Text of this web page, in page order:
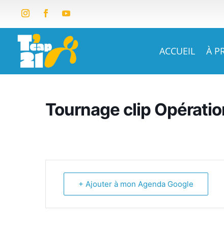
ACCUEIL À
Tournage clip
+ Ajouter à mon Agenda Google